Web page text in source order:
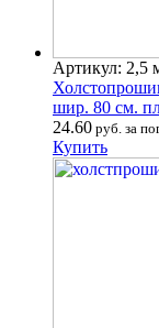
Артикул: 2,5
шир. 80 см.
24.60 руб. за
Купить